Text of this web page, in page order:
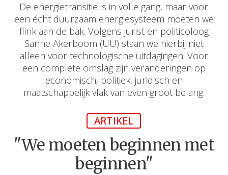
De energietransitie is in volle gang, maar voor
een écht duurzaam energiesysteem moeten we
flink aan de bak. Volgens jurist en politicoloog
Sanne Akerboom (UU) staan we hierbij niet
alleen voor technologische uitdagingen. Voor
een complete omslag zijn veranderingen op
economisch, politiek, juridisch en
maatschappelijk vlak van even groot belang.
ARTIKEL
"We moeten beginnen met
beginnen"